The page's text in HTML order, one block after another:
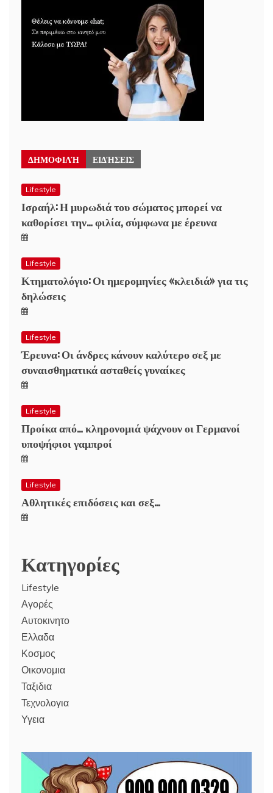
ΔΗΜΟΦΙΛΉ ΕΙΔΉΣΕΙΣ
Lifestyle
Ισραήλ: Η μυρωδιά του σώματος μπορεί να
καθορίσει την… φιλία, σύμφωνα με έρευνα
Lifestyle
Κτηματολόγιο: Οι ημερομηνίες «κλειδιά» για τις
δηλώσεις
Lifestyle
Έρευνα: Οι άνδρες κάνουν καλύτερο σεξ με
συναισθηματικά ασταθείς γυναίκες
Lifestyle
Προίκα από… κληρονομιά ψάχνουν οι Γερμανοί
υποψήφιοι γαμπροί
Lifestyle
Αθλητικές επιδόσεις και σεξ…
Κατηγορίες
Lifestyle
Αγορές
Αυτοκινητο
Ελλαδα
Κοσμος
Οικονομια
Ταξιδια
Τεχνολογια
Υγεια